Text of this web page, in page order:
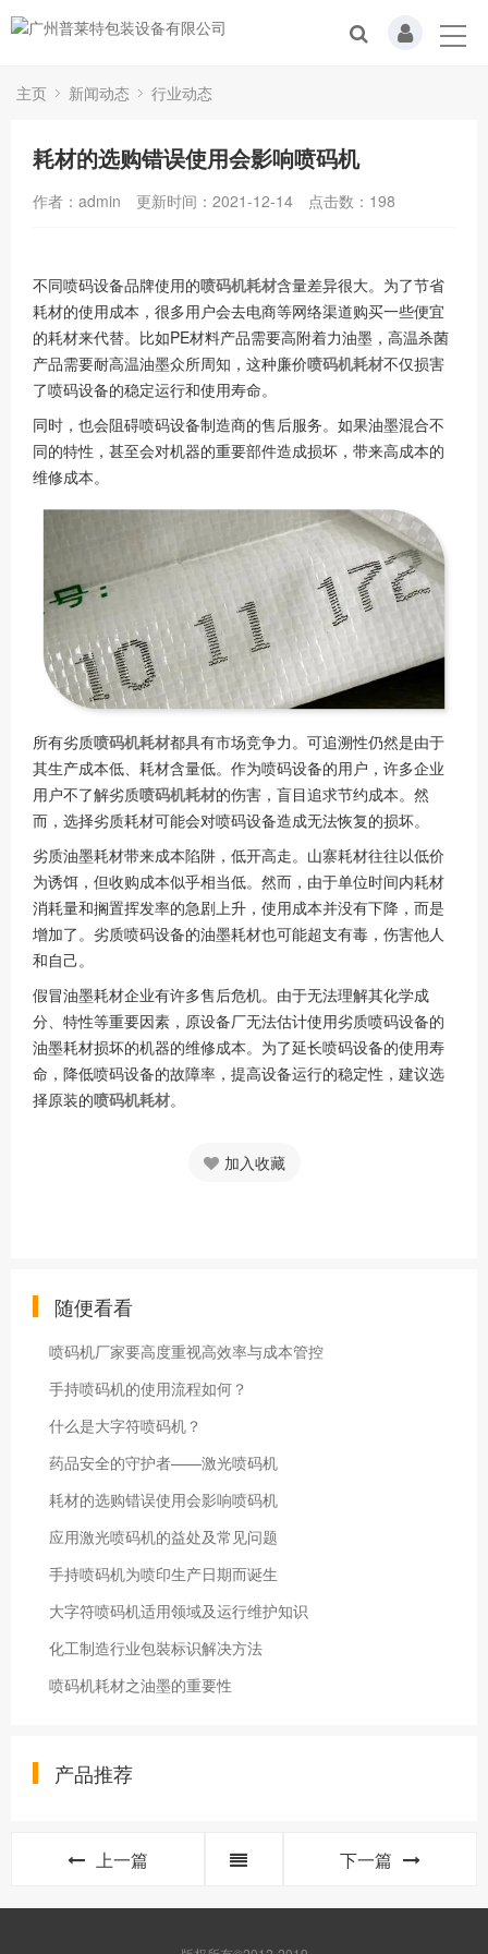
主页 新闻动态 行业动态
耗材的选购错误使用会影响喷码机
作者：admin 更新时间：2021-12-14 点击数： 198
不同喷码设备品牌使用的喷码机耗材含量差异很大。为了节省
耗材的使用成本，很多用户会去电商等网络渠道购买一些便宜
的耗材来代替。比如PE材料产品需要高附着力油墨，高温杀菌
产品需要耐高温油墨众所周知，这种廉价喷码机耗材不仅损害
了喷码设备的稳定运行和使用寿命。
同时，也会阻碍喷码设备制造商的售后服务。如果油墨混合不
同的特性，甚至会对机器的重要部件造成损坏，带来高成本的
维修成本。
所有劣质喷码机耗材都具有市场竞争力。可追溯性仍然是由于
其生产成本低、耗材含量低。作为喷码设备的用户，许多企业
用户不了解劣质喷码机耗材的伤害，盲目追求节约成本。然
而，选择劣质耗材可能会对喷码设备造成无法恢复的损坏。
劣质油墨耗材带来成本陷阱，低开高走。山寨耗材往往以低价
为诱饵，但收购成本似乎相当低。然而，由于单位时间内耗材
消耗量和搁置挥发率的急剧上升，使用成本并没有下降，而是
增加了。劣质喷码设备的油墨耗材也可能超支有毒，伤害他人
和自己。
假冒油墨耗材企业有许多售后危机。由于无法理解其化学成
分、特性等重要因素，原设备厂无法估计使用劣质喷码设备的
油墨耗材损坏的机器的维修成本。为了延长喷码设备的使用寿
命，降低喷码设备的故障率，提高设备运行的稳定性，建议选
择原装的喷码机耗材。
加入收藏
随便看看
喷码机厂家要高度重视高效率与成本管控
手持喷码机的使用流程如何？
什么是大字符喷码机？
药品安全的守护者——激光喷码机
耗材的选购错误使用会影响喷码机
应用激光喷码机的益处及常见问题
手持喷码机为喷印生产日期而诞生
大字符喷码机适用领域及运行维护知识
化工制造行业包裝标识解决方法
喷码机耗材之油墨的重要性
产品推荐
上一篇 下一篇